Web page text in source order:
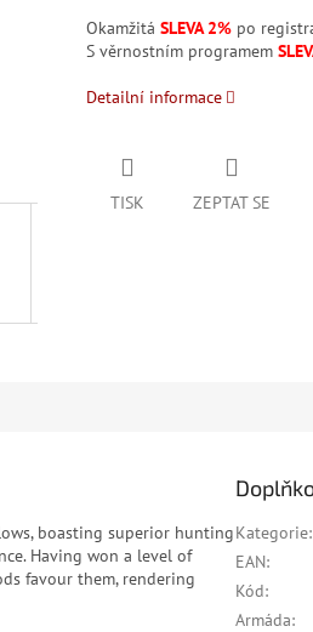
Okamžitá SLEVA 2%po
S věrnostním programem
Detailní informace
TISK ZEPTAT SE
boasting superior hunting
Having won a level of
favour them, rendering
Kategorie:
EAN:
Kód:
Armáda: